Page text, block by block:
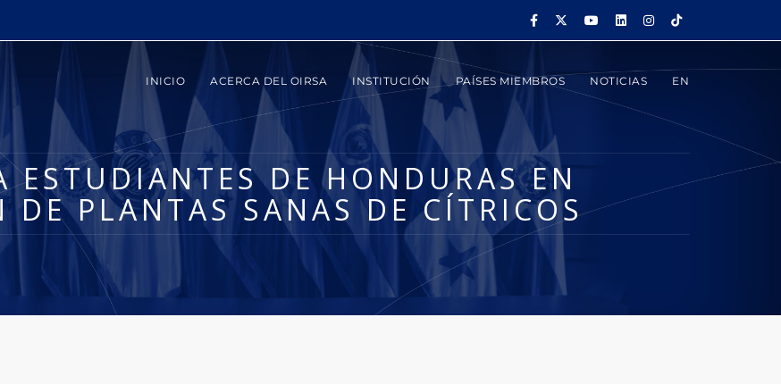
INICIO ACERCA DEL OIRSA INSTITUCIÓN PAÍSES MIEMBROS NOTICIAS EN
ESTUDIANTES DE HONDURAS EN
DE PLANTAS SANAS DE CÍTRICOS